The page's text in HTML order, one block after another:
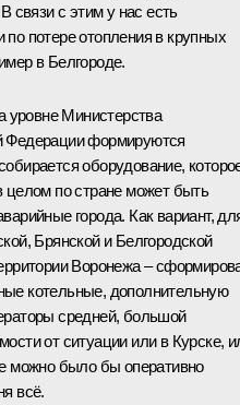
связи с этим у нас есть
потере отопления в крупных
в Белгороде.
уровне Министерства
Федерации формируются
оборудование,
целом по стране может быть
города. Как вариант,
Брянской и Белгородской
Воронежа –
котельные, дополнительную
средней, большой
от ситуации или в Курске,
можно было бы оперативно
всё.